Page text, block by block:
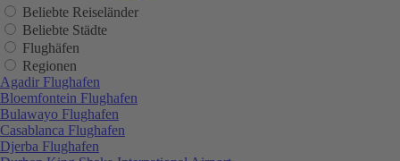
Beliebte Reiseländer
Beliebte Städte
Flughäfen
Regionen
Agadir Flughafen
Bloemfontein Flughafen
Bulawayo Flughafen
Casablanca Flughafen
Djerba Flughafen